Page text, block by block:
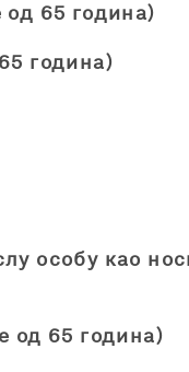
од 65 година)
година)
особу као
од 65 година)